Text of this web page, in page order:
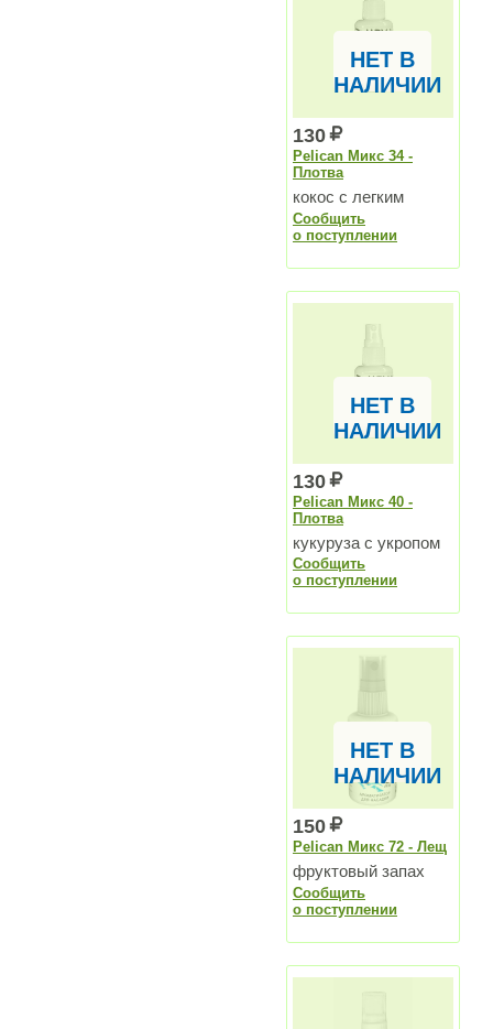
НЕТ В
НАЛИЧИИ
130
Pelican Микс 34 -
Плотва
кокос с легким
оттенком корицы
Сообщить
о поступлении
НЕТ В
НАЛИЧИИ
130
Pelican Микс 40 -
Плотва
кукуруза с укропом
Сообщить
о поступлении
НЕТ В
НАЛИЧИИ
150
Pelican Микс 72 - Лещ
фруктовый запах
Сообщить
о поступлении